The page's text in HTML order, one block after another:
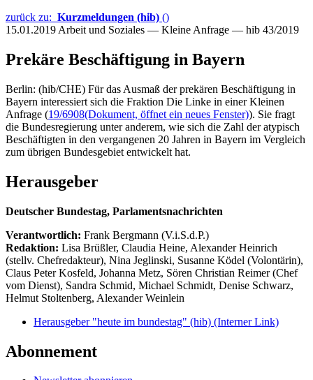
zurück zu: Kurzmeldungen (hib) ()
15.01.2019 Arbeit und Soziales — Kleine Anfrage — hib 43/2019
Prekäre Beschäftigung in Bayern
Berlin: (hib/CHE) Für das Ausmaß der prekären Beschäftigung in
Bayern interessiert sich die Fraktion Die Linke in einer Kleinen
Anfrage (19/6908(Dokument, öffnet ein neues Fenster)). Sie fragt
die Bundesregierung unter anderem, wie sich die Zahl der atypisch
Beschäftigten in den vergangenen 20 Jahren in Bayern im Vergleich
zum übrigen Bundesgebiet entwickelt hat.
Herausgeber
Deutscher Bundestag, Parlamentsnachrichten
Verantwortlich: Frank Bergmann (V.i.S.d.P.)
Redaktion: Lisa Brüßler, Claudia Heine, Alexander Heinrich
(stellv. Chefredakteur), Nina Jeglinski, Susanne Ködel (Volontärin),
Claus Peter Kosfeld, Johanna Metz, Sören Christian Reimer (Chef
vom Dienst), Sandra Schmid, Michael Schmidt, Denise Schwarz,
Helmut Stoltenberg, Alexander Weinlein
Herausgeber "heute im bundestag" (hib) (Interner Link)
Abonnement